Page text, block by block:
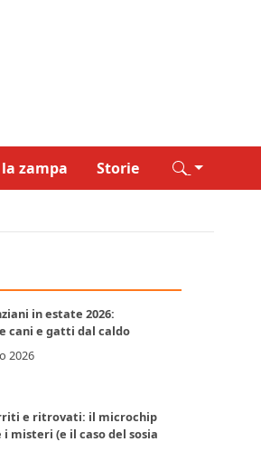
zampa Storie
in estate 2026:
cani e gatti dal caldo
2026
e ritrovati: il microchip
i misteri (e il caso del sosia